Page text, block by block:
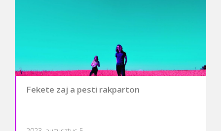
Fekete zaj a pesti rakparton